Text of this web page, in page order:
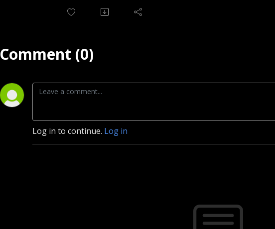
Comment (0)
Log in to continue. Log in